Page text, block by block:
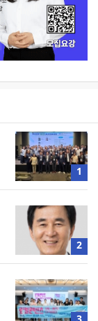
1
2